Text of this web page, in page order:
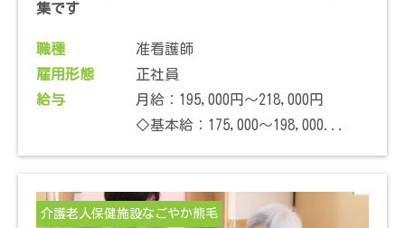
集です
職種
准看護師
雇用形態
正社員
給与
月給：195,000円～218,000円
◇基本給：175,000～198,000...
介護老人保健施設なごやか熊毛